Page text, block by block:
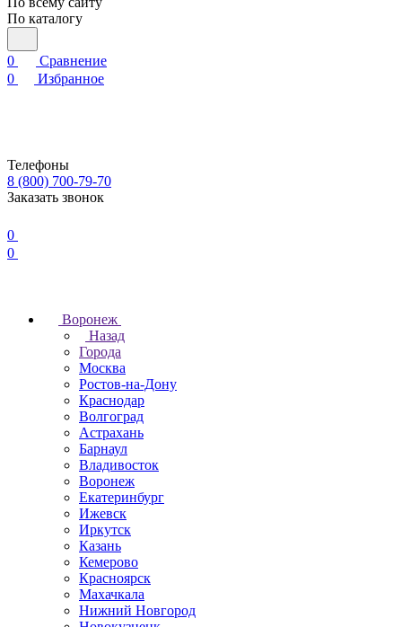
По каталогу
0
Сравнение
0
Избранное
Телефоны
8 (800) 700-79-70
Заказать звонок
0
0
Воронеж
Назад
Города
Москва
Ростов-на-Дону
Краснодар
Волгоград
Астрахань
Барнаул
Владивосток
Воронеж
Екатеринбург
Ижевск
Иркутск
Казань
Кемерово
Красноярск
Махачкала
Нижний Новгород